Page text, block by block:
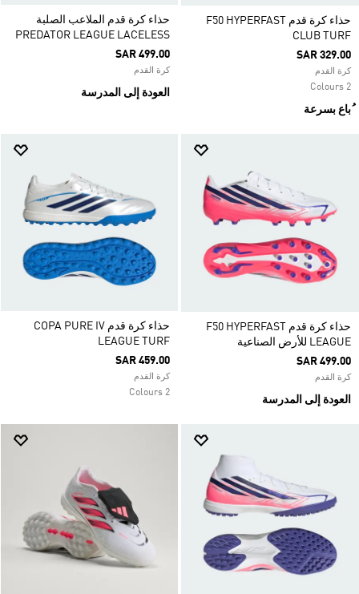
حذاء كرة قدم F50 HYPERFAST
CLUB TURF
SAR 329.00
كرة القدم
2 Colours
ُباع بسرعة
حذاء كرة قدم الملاعب الصلبة
PREDATOR LEAGUE LACELESS
SAR 499.00
كرة القدم
العودة إلى المدرسة
حذاء كرة قدم F50 HYPERFAST
LEAGUE للأرض الصناعية
SAR 499.00
كرة القدم
العودة إلى المدرسة
حذاء كرة قدم COPA PURE IV
LEAGUE TURF
SAR 459.00
كرة القدم
2 Colours